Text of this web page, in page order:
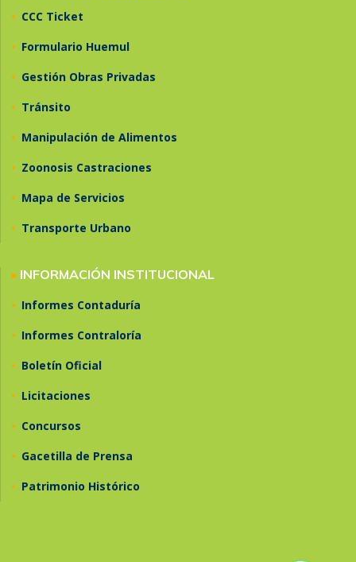
• CCC Ticket
• Formulario Huemul
• Gestión Obras Privadas
• Tránsito
• Manipulación de Alimentos
• Zoonosis Castraciones
• Mapa de Servicios
• Transporte Urbano
• INFORMACIÓN INSTITUCIONAL
• Informes Contaduría
• Informes Contraloría
• Boletín Oficial
• Licitaciones
• Concursos
• Gacetilla de Prensa
• Patrimonio Histórico